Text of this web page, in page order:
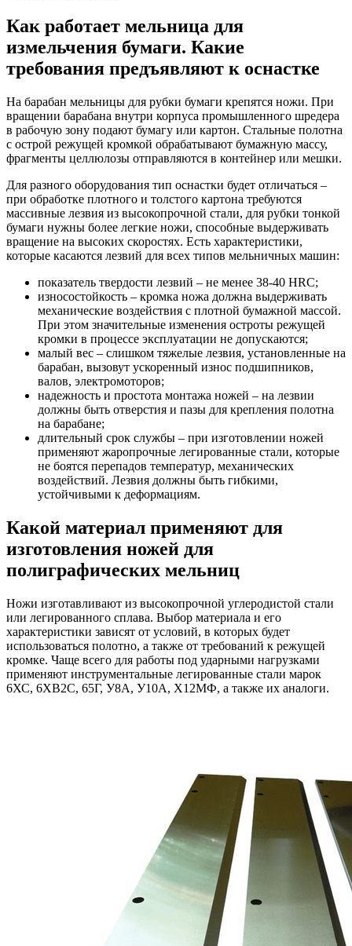
Как работает мельница для
измельчения бумаги. Какие
требования предъявляют к оснастке
На барабан мельницы для рубки бумаги крепятся ножи. При
вращении барабана внутри корпуса промышленного шредера
в рабочую зону подают бумагу или картон. Стальные полотна
с острой режущей кромкой обрабатывают бумажную массу,
фрагменты целлюлозы отправляются в контейнер или мешки.
Для разного оборудования тип оснастки будет отличаться –
при обработке плотного и толстого картона требуются
массивные лезвия из высокопрочной стали, для рубки тонкой
бумаги нужны более легкие ножи, способные выдерживать
вращение на высоких скоростях. Есть характеристики,
которые касаются лезвий для всех типов мельничных машин:
показатель твердости лезвий – не менее 38-40 HRC;
износостойкость – кромка ножа должна выдерживать
механические воздействия с плотной бумажной массой.
При этом значительные изменения остроты режущей
кромки в процессе эксплуатации не допускаются;
малый вес – слишком тяжелые лезвия, установленные на
барабан, вызовут ускоренный износ подшипников,
валов, электромоторов;
надежность и простота монтажа ножей – на лезвии
должны быть отверстия и пазы для крепления полотна
на барабане;
длительный срок службы – при изготовлении ножей
применяют жаропрочные легированные стали, которые
не боятся перепадов температур, механических
воздействий. Лезвия должны быть гибкими,
устойчивыми к деформациям.
Какой материал применяют для
изготовления ножей для
полиграфических мельниц
Ножи изготавливают из высокопрочной углеродистой стали
или легированного сплава. Выбор материала и его
характеристики зависят от условий, в которых будет
использоваться полотно, а также от требований к режущей
кромке. Чаще всего для работы под ударными нагрузками
применяют инструментальные легированные стали марок
6ХС, 6ХВ2С, 65Г, У8А, У10А, Х12МФ, а также их аналоги.